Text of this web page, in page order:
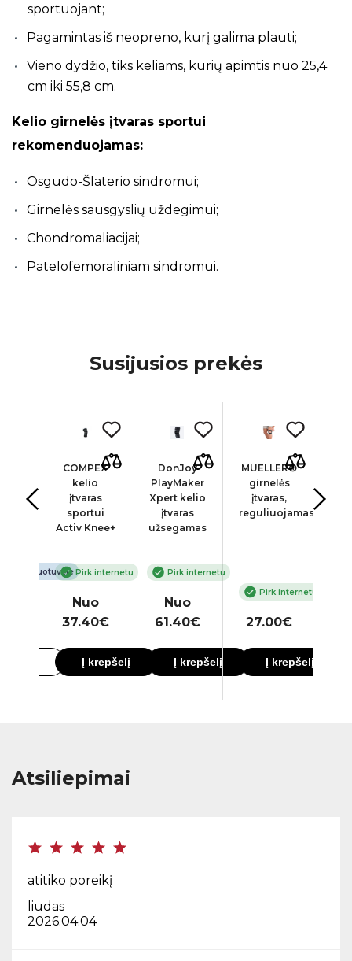
sportuojant;
Pagamintas iš neopreno, kurį galima plauti;
Vieno dydžio, tiks keliams, kurių apimtis nuo 25,4
cm iki 55,8 cm.
Kelio girnelės įtvaras sportui
rekomenduojamas:
Osgudo-Šlaterio sindromui;
Girnelės sausgyslių uždegimui;
Chondromaliacijai;
Patelofemoraliniam sindromui.
Susijusios prekės
parduotuvėje
COMPEX
kelio
įtvaras
sportui
Activ Knee+
Pirk internetu
Nuo
37.40€
Į krepšelį
DonJoy
PlayMaker
Xpert kelio
įtvaras
užsegamas
Pirk internetu
Nuo
61.40€
Į krepšelį
MUELLER®
girnelės
įtvaras,
reguliuojamas
Pirk internetu
27.00€
Į krepšelį
Atsiliepimai
atitiko poreikį
liudas
2026.04.04